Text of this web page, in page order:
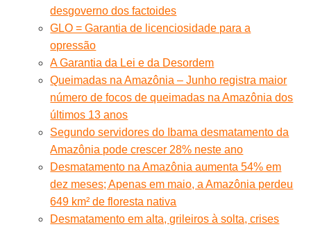
desgoverno dos factoides
GLO = Garantia de licenciosidade para a
opressão
A Garantia da Lei e da Desordem
Queimadas na Amazônia – Junho registra maior
número de focos de queimadas na Amazônia dos
últimos 13 anos
Segundo servidores do Ibama desmatamento da
Amazônia pode crescer 28% neste ano
Desmatamento na Amazônia aumenta 54% em
dez meses; Apenas em maio, a Amazônia perdeu
649 km² de floresta nativa
Desmatamento em alta, grileiros à solta, crises